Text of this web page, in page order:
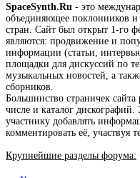
SpaceSynth.Ru - это
объединяющее поклонников и
стран. Сайт был открыт 1-го
являются: продвижение и
информации (статьи,
площадки для дискуссий по
музыкальных новостей, а
сборников.
Большинство страничек
числе и каталог
участнику добавлять
комментировать её, участвуя
Крупнейшие разделы форума: